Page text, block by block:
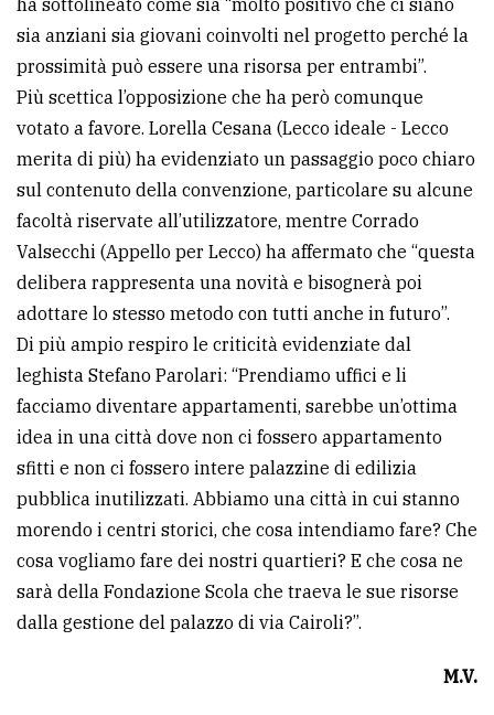
ha sottolineato come sia “molto positivo che ci siano
sia anziani sia giovani coinvolti nel progetto perché la
prossimità può essere una risorsa per entrambi”.
Più scettica l’opposizione che ha però comunque
votato a favore. Lorella Cesana (Lecco ideale - Lecco
merita di più) ha evidenziato un passaggio poco chiaro
sul contenuto della convenzione, particolare su alcune
facoltà riservate all’utilizzatore, mentre Corrado
Valsecchi (Appello per Lecco) ha affermato che “questa
delibera rappresenta una novità e bisognerà poi
adottare lo stesso metodo con tutti anche in futuro”.
Di più ampio respiro le criticità evidenziate dal
leghista Stefano Parolari: “Prendiamo uffici e li
facciamo diventare appartamenti, sarebbe un’ottima
idea in una città dove non ci fossero appartamento
sfitti e non ci fossero intere palazzine di edilizia
pubblica inutilizzati. Abbiamo una città in cui stanno
morendo i centri storici, che cosa intendiamo fare? Che
cosa vogliamo fare dei nostri quartieri? E che cosa ne
sarà della Fondazione Scola che traeva le sue risorse
dalla gestione del palazzo di via Cairoli?”.
M.V.